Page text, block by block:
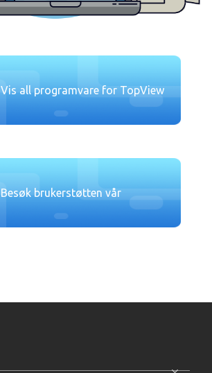
Vis all programvare for TopView
Besøk brukerstøtten vår